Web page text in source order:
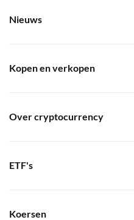
Nieuws
Kopen en verkopen
Over cryptocurrency
ETF's
Koersen